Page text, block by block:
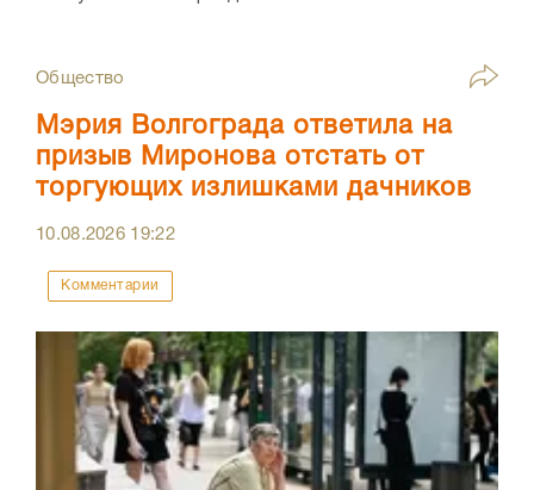
Общество
Мэрия Волгограда ответила на
призыв Миронова отстать от
торгующих излишками дачников
10.08.2026 19:22
Комментарии